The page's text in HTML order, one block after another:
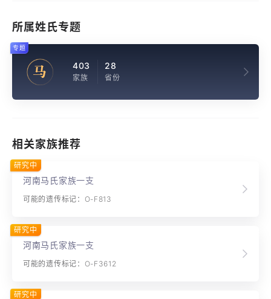
所属姓氏专题
马 403
家族
28
省份
专题
相关家族推荐
河南马氏家族一支
可能的遗传标记：O-F813
研究中
河南马氏家族一支
可能的遗传标记：O-F3612
研究中
研究中